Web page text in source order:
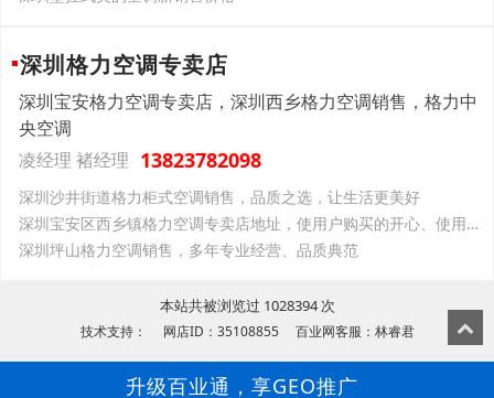
深圳格力空调专卖店
深圳宝安格力空调专卖店，深圳西乡格力空调销售，格力中
央空调
凌经理 褚经理 13823782098
深圳沙井街道格力柜式空调销售，品质之选，让生活更美好
深圳宝安区西乡镇格力空调专卖店地址，使用户购买的开心、使用的放心
深圳坪山格力空调销售，多年专业经营、品质典范
本站共被浏览过 1028394 次
技术支持： 网店ID：35108855 百业网客服：林睿君
升级百业通，享GEO推广